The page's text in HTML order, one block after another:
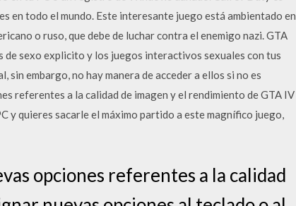
en todo el mundo. Este interesante juego está ambientado en
o ruso, que debe de luchar contra el enemigo nazi. GTA
de sexo explicito y los juegos interactivos sexuales con tus
embargo, no hay manera de acceder a ellos si no es
referentes a la calidad de imagen y el rendimiento de GTA IV
y quieres sacarle el máximo partido a este magnífico juego,
opciones referentes a la calidad